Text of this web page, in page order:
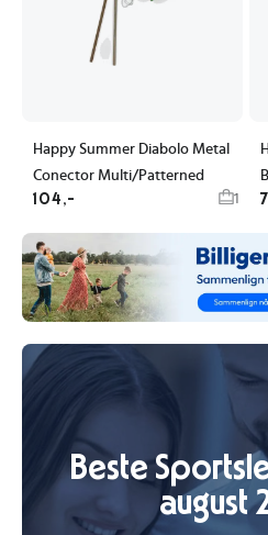
Happy Summer Diabolo Metal
Conector Multi/Patterned
104,- 1
Beste
august